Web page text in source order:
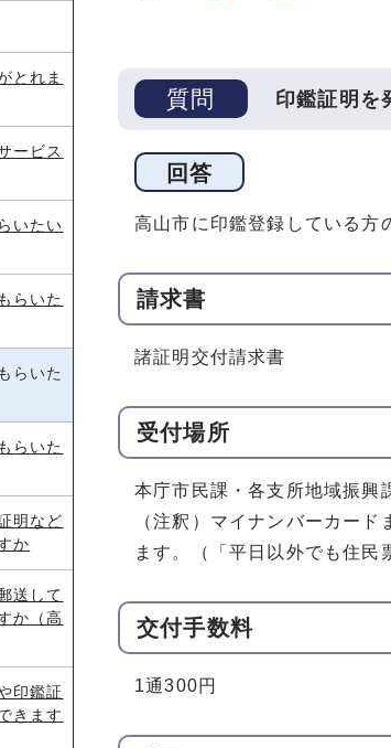
質問 印鑑証明を
回答
高山市に印鑑登録している方
請求書
諸証明交付請求書
受付場所
本庁市民課・各支所地域振興
（注釈）マイナンバーカー
ます。（「平日以外でも住民
交付手数料
1通300円
とれま
ービス
いたい
らいた
らいた
らいた
明など
か
送して
か（高
印鑑証
きます